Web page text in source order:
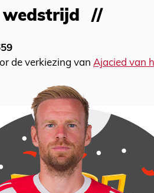
wedstrijd
de verkiezing van Ajacied van